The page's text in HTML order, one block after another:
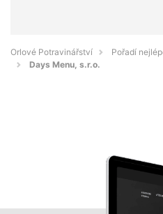
Orlové Potravinářství
Pořadí
Days Menu, s.r.o.